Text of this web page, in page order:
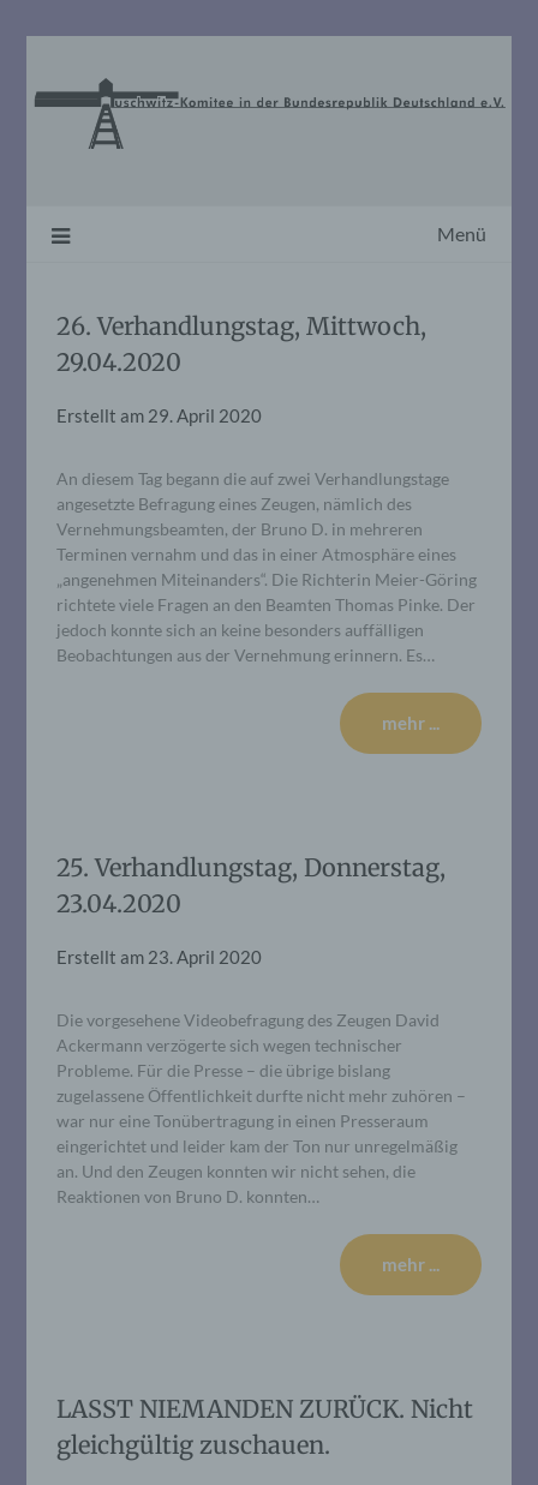
Menü
26. Verhandlungstag, Mittwoch,
29.04.2020
Erstellt am 29. April 2020
An diesem Tag begann die auf zwei Verhandlungstage
angesetzte Befragung eines Zeugen, nämlich des
Vernehmungsbeamten, der Bruno D. in mehreren
Terminen vernahm und das in einer Atmosphäre eines
„angenehmen Miteinanders“. Die Richterin Meier-Göring
richtete viele Fragen an den Beamten Thomas Pinke. Der
jedoch konnte sich an keine besonders auffälligen
Beobachtungen aus der Vernehmung erinnern. Es…
mehr ...
25. Verhandlungstag, Donnerstag,
23.04.2020
Erstellt am 23. April 2020
Die vorgesehene Videobefragung des Zeugen David
Ackermann verzögerte sich wegen technischer
Probleme. Für die Presse – die übrige bislang
zugelassene Öffentlichkeit durfte nicht mehr zuhören –
war nur eine Tonübertragung in einen Presseraum
eingerichtet und leider kam der Ton nur unregelmäßig
an. Und den Zeugen konnten wir nicht sehen, die
Reaktionen von Bruno D. konnten…
mehr ...
LASST NIEMANDEN ZURÜCK. Nicht
gleichgültig zuschauen.